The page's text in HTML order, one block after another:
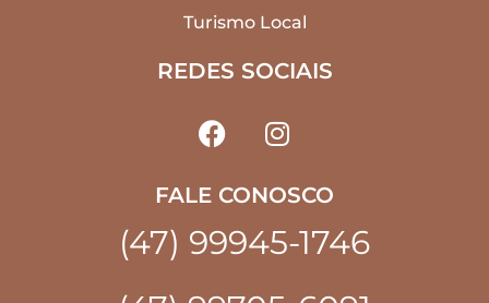
Turismo Local
REDES SOCIAIS
FALE CONOSCO
(47) 99945-1746